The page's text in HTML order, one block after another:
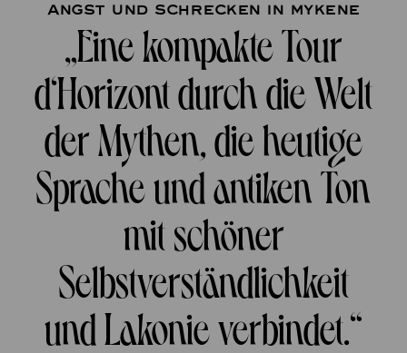
Angst und Schrecken in Mykene
„Eine kompakte Tour
d‘Horizont durch die Welt
der Mythen, die heutige
Sprache und antiken Ton
mit schöner
Selbstverständlichkeit
und Lakonie verbindet.“